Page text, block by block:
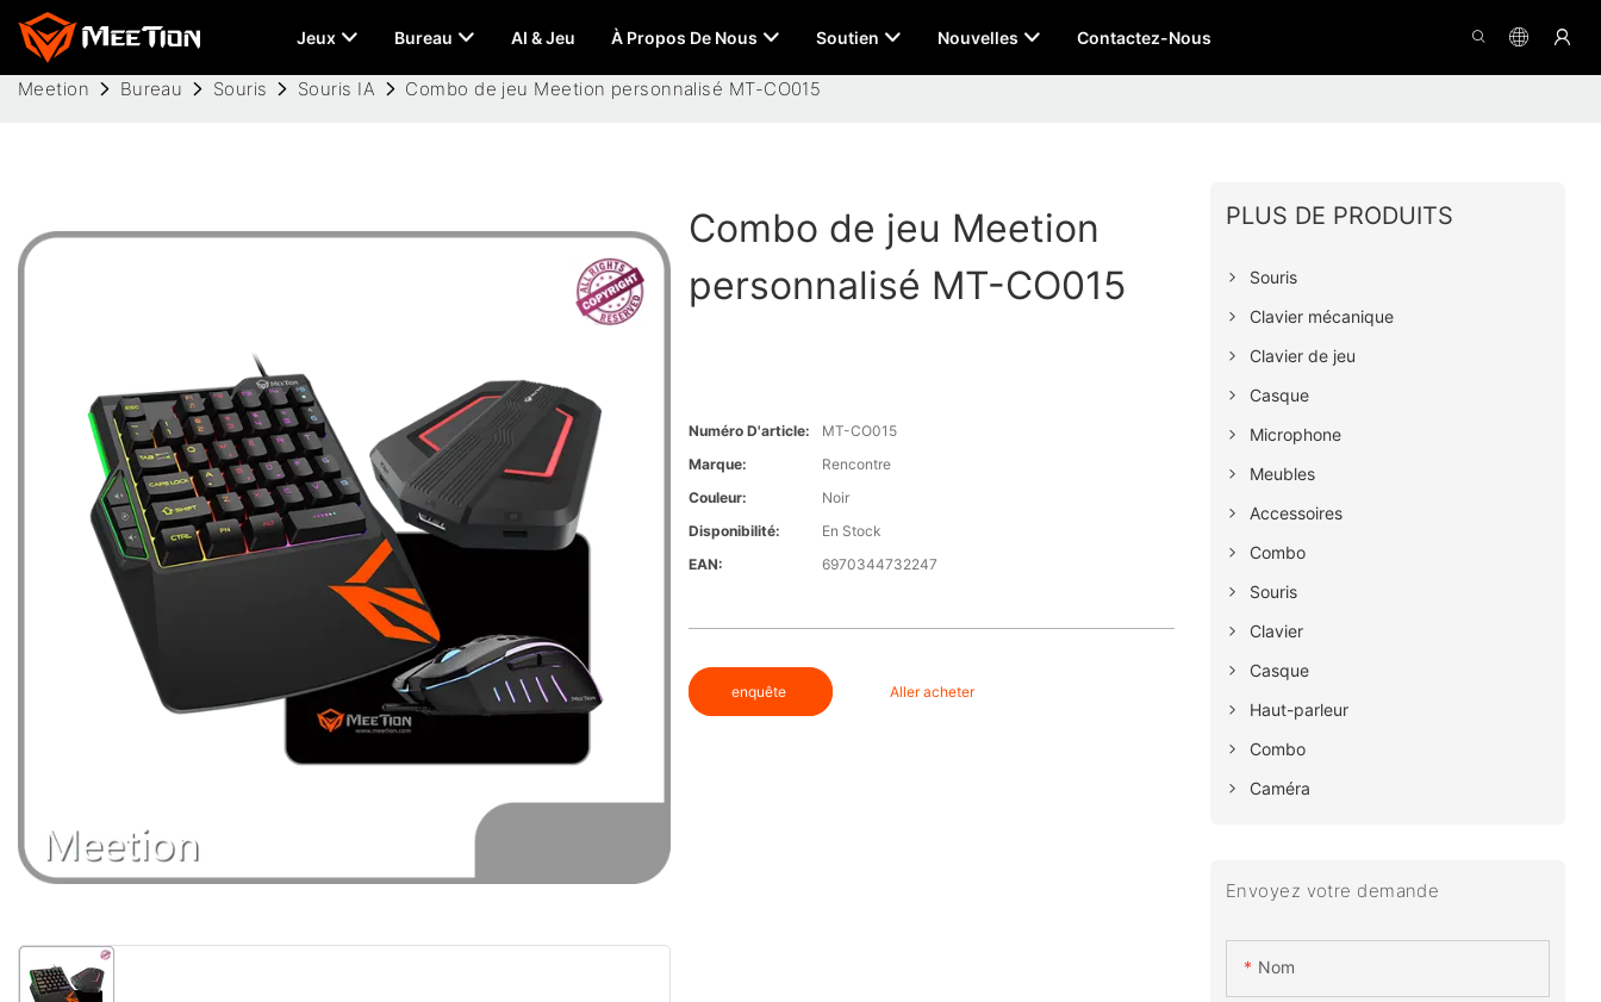
Jeux Bureau AI & Jeu À Propos De Nous Soutien Nouvelles Contactez-Nous
Meetion Bureau Souris Souris IA Combo de jeu Meetion personnalisé MT-CO015
Combo de jeu Meetion
personnalisé MT-CO015
Numéro D'article:
MT-CO015
Marque:
Rencontre
Couleur:
Noir
Disponibilité:
En Stock
EAN:
6970344732247
enquête Aller acheter
PLUS DE PRODUITS
Souris
Clavier mécanique
Clavier de jeu
Casque
Microphone
Meubles
Accessoires
Combo
Souris
Clavier
Casque
Haut-parleur
Combo
Caméra
Envoyez votre demande
Nom